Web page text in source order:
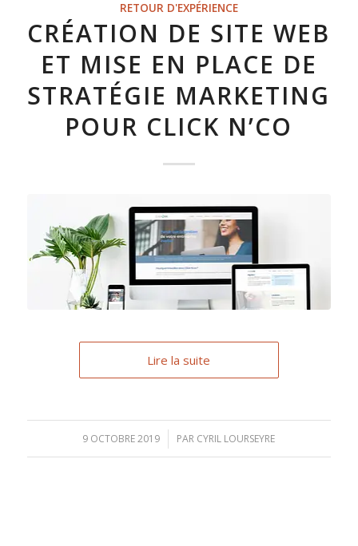
RETOUR D'EXPÉRIENCE
CRÉATION DE SITE WEB
ET MISE EN PLACE DE
STRATÉGIE MARKETING
POUR CLICK N’CO
Lire la suite
9 OCTOBRE 2019
/ PAR CYRIL LOURSEYRE